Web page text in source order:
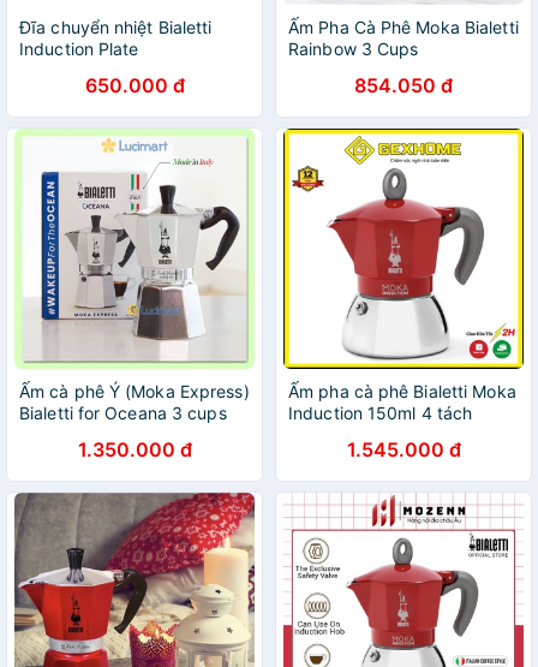
Đĩa chuyển nhiệt Bialetti
Induction Plate
650.000 đ
Ấm Pha Cà Phê Moka Bialetti
Rainbow 3 Cups
854.050 đ
Ấm cà phê Ý (Moka Express)
Bialetti for Oceana 3 cups
1.350.000 đ
Ấm pha cà phê Bialetti Moka
Induction 150ml 4 tách
1.545.000 đ